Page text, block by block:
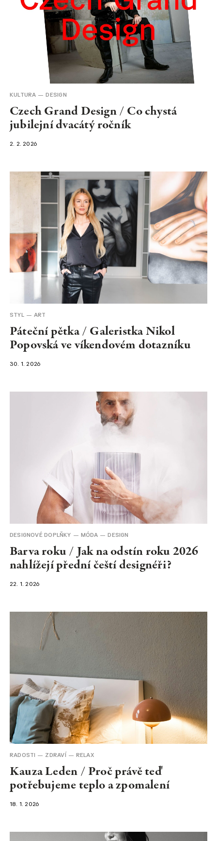
KULTURA DESIGN
Czech Grand Design / Co chystá
jubilejní dvacátý ročník
2. 2. 2026
STYL ART
Páteční pětka / Galeristka Nikol
Popovská ve víkendovém dotazníku
30. 1. 2026
DESIGNOVÉ DOPLŇKY MÓDA DESIGN
Barva roku / Jak na odstín roku 2026
nahlížejí přední čeští designéři?
22. 1. 2026
RADOSTI ZDRAVÍ RELAX
Kauza Leden / Proč právě teď
potřebujeme teplo a zpomalení
18. 1. 2026